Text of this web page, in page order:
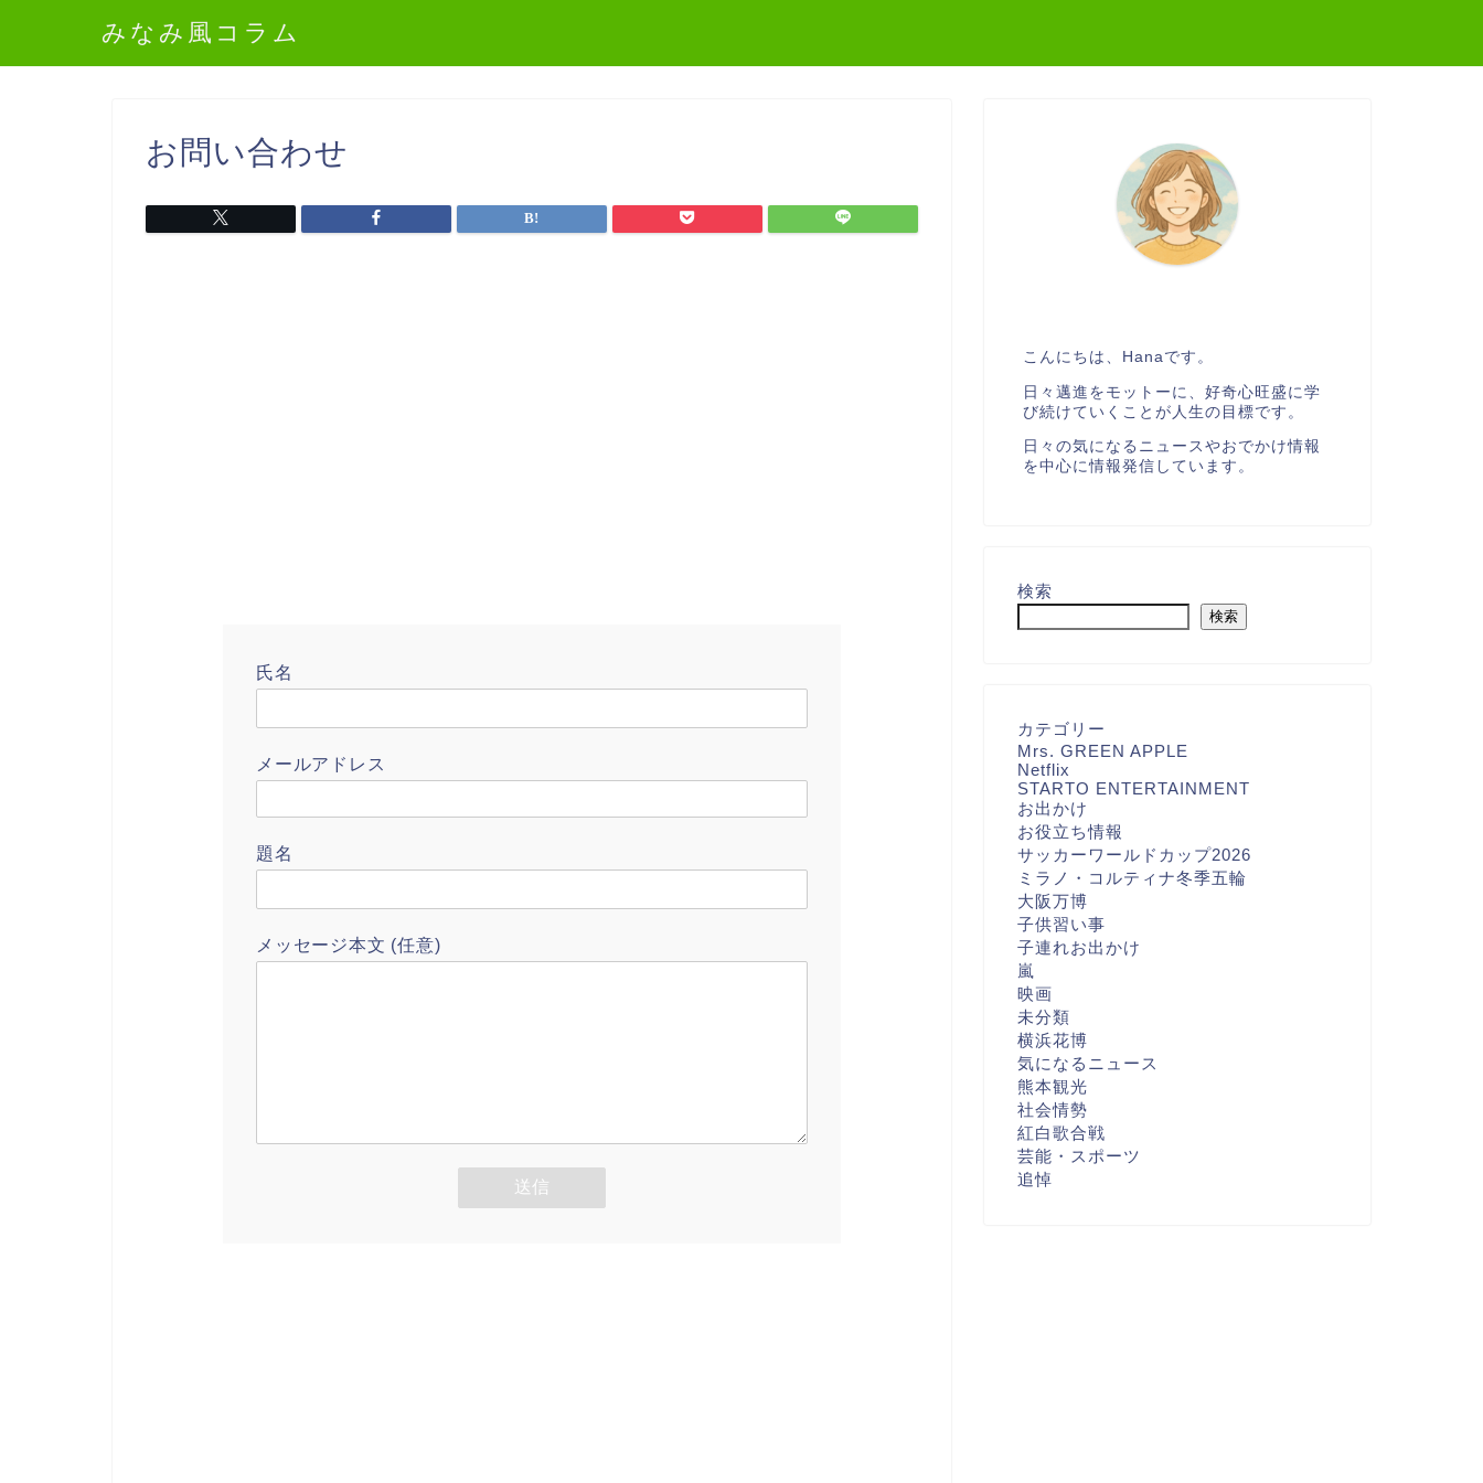
みなみ風コラム
お問い合わせ
氏名
メールアドレス
題名
メッセージ本文 (任意)
こんにちは、Hanaです。
日々邁進をモットーに、好奇心旺盛に学
び続けていくことが人生の目標です。
日々の気になるニュースやおでかけ情報
を中心に情報発信しています。
検索
検索
カテゴリー
Mrs. GREEN APPLE
Netflix
STARTO ENTERTAINMENT
お出かけ
お役立ち情報
サッカーワールドカップ2026
ミラノ・コルティナ冬季五輪
大阪万博
子供習い事
子連れお出かけ
嵐
映画
未分類
横浜花博
気になるニュース
熊本観光
社会情勢
紅白歌合戦
芸能・スポーツ
追悼